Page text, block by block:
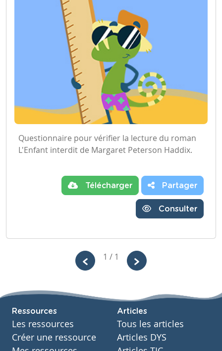
Questionnaire pour vérifier la lecture du roman
L'Enfant interdit de Margaret Peterson Haddix.
Télécharger Partager
Consulter
1 / 1
Ressources
Les ressources
Créer une ressource
Articles
Tous les articles
Articles DYS